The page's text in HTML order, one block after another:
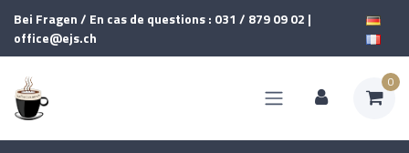
Bei Fragen / En cas de questions : 031 / 879 09 02 |
office@ejs.ch
0